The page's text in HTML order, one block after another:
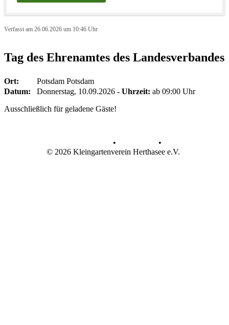
Verfasst am 26.06.2026 um 10:46 Uhr
Tag des Ehrenamtes des Landesverbandes
Ort:
Potsdam Potsdam
Datum:
Donnerstag, 10.09.2026 - Uhrzeit: ab 09:00 Uhr
Ausschließlich für geladene Gäste!
•
•
© 2026 Kleingartenverein Herthasee e.V.